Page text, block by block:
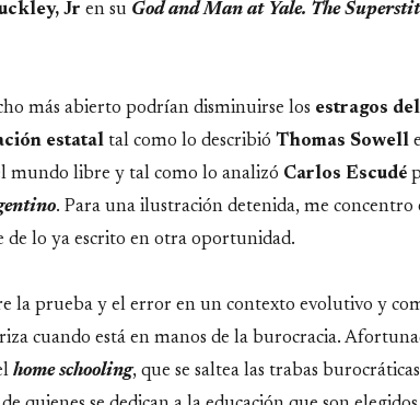
Jr en su God and Man at Yale. The
más abierto podrían disminuirse los estragos
estatal tal como lo describió Thomas Sowell
mundo libre y tal como lo analizó Carlos Escudé
. Para una ilustración detenida, me
lo ya escrito en otra oportunidad.
la prueba y el error en un contexto evolutivo y
cuando está en manos de la burocracia.
home schooling, que se saltea las trabas